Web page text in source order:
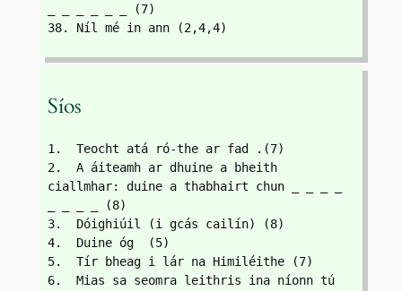
_ _ _ _ _ _ (7)
38. Níl mé in ann (2,4,4)
Síos
1.  Teocht atá ró-the ar fad .(7)
2.  A áiteamh ar dhuine a bheith
ciallmhar: duine a thabhairt chun _ _ _ _
_ _ _ _ (8)
3.  Dóighiúil (i gcás cailín) (8)
4.  Duine óg  (5)
5.  Tír bheag i lár na Himiléithe (7)
6.  Mias sa seomra leithris ina níonn tú